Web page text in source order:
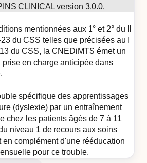
CLINICAL version 3.0.0.
mentionnées aux 1° et 2° du II
du CSS telles que précisées au I
du CSS, la CNEDiMTS émet un
prise en charge anticipée dans
spécifique des apprentissages
(dyslexie) par un entraînement
chez les patients âgés de 7 à 11
niveau 1 de recours aux soins
en complément d'une rééducation
pour ce trouble.